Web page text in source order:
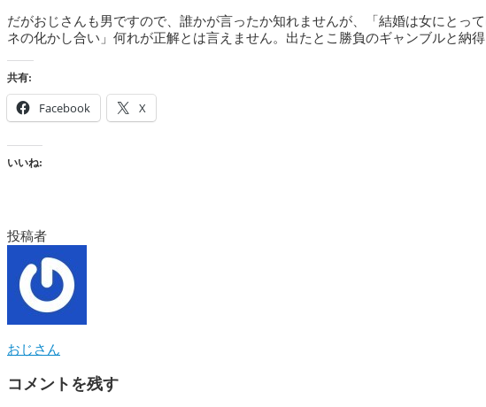
だがおじさんも男ですので、誰かが言ったか知れませんが、「結婚は女にと
ネの化かし合い」何れが正解とは言えません。出たとこ勝負のギャンブルと納
共有:
Facebook X
いいね:
投稿者
おじさん
コメントを残す